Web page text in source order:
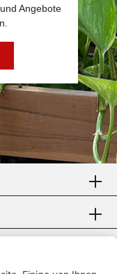
Angebote